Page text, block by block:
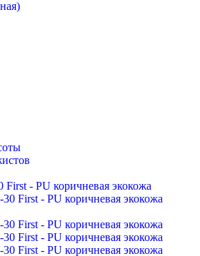
- PU коричневая экокожа